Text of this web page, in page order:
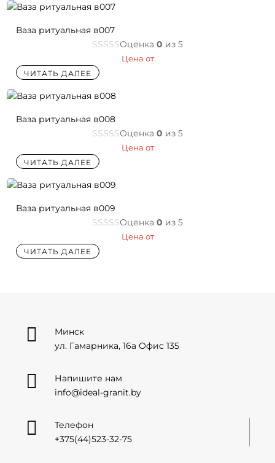
Ваза ритуальная в007
Оценка 0 из 5
Цена от
ЧИТАТЬ ДАЛЕЕ
Ваза ритуальная в008
Оценка 0 из 5
Цена от
ЧИТАТЬ ДАЛЕЕ
Ваза ритуальная в009
Оценка 0 из 5
Цена от
ЧИТАТЬ ДАЛЕЕ

Минск
ул. Гамарника, 16а Офис 135

Напишите нам
info@ideal-granit.by

Телефон
+375(44)523-32-75